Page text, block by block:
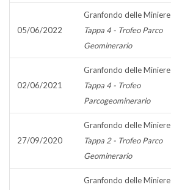
05/06/2022
Granfondo delle Miniere
Tappa 4 - Trofeo Parco
Geominerario
02/06/2021
Granfondo delle Miniere
Tappa 4 - Trofeo
Parcogeominerario
27/09/2020
Granfondo delle Miniere
Tappa 2 - Trofeo Parco
Geominerario
Granfondo delle Miniere